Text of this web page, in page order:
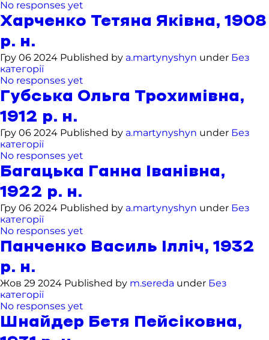
No responses yet
Харченко Тетяна Яківна, 1908
р. н.
Гру 06 2024 Published by a.martynyshyn under Без
категорії
No responses yet
Губська Ольга Трохимівна,
1912 р. н.
Гру 06 2024 Published by a.martynyshyn under Без
категорії
No responses yet
Багацька Ганна Іванівна,
1922 р. н.
Гру 06 2024 Published by a.martynyshyn under Без
категорії
No responses yet
Панченко Василь Ілліч, 1932
р. н.
Жов 29 2024 Published by m.sereda under Без
категорії
No responses yet
Шнайдер Бетя Пейсіковна,